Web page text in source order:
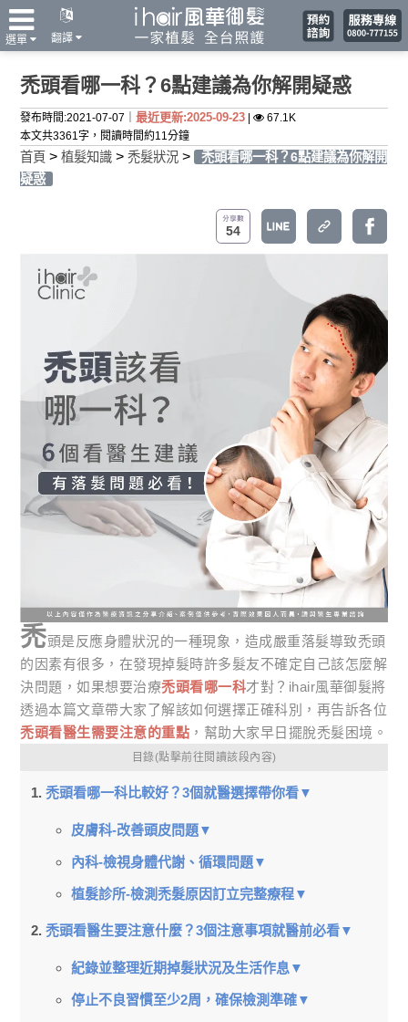
翻譯
選單
禿頭看哪一科？6點建議為你解開疑惑
發布時間:2021-07-07｜ 最近更新:2025-09-23
67.1K
本文共3361字，閱讀時間約11分鐘
首頁 > 植髮知識 > 禿髮狀況 >
禿頭看哪一科？6點建議為你解開
疑惑
54
禿頭是反應身體狀況的一種現象，造成嚴重落髮導致禿頭
的因素有很多，在發現掉髮時許多髮友不確定自己該怎麼解
決問題，如果想要治療禿頭看哪一科才對？ihair風華御髮將
透過本篇文章帶大家了解該如何選擇正確科別，再告訴各位
禿頭看醫生需要注意的重點 ，幫助大家早日擺脫禿髮困境。
目錄(點擊前往閱讀該段內容)
禿頭看哪一科比較好？3個就醫選擇帶你看▼
皮膚科-改善頭皮問題▼
內科-檢視身體代謝、循環問題▼
植髮診所-檢測禿髮原因訂立完整療程▼
禿頭看醫生要注意什麼？3個注意事項就醫前必看▼
紀錄並整理近期掉髮狀況及生活作息▼
停止不良習慣至少2周，確保檢測準確▼